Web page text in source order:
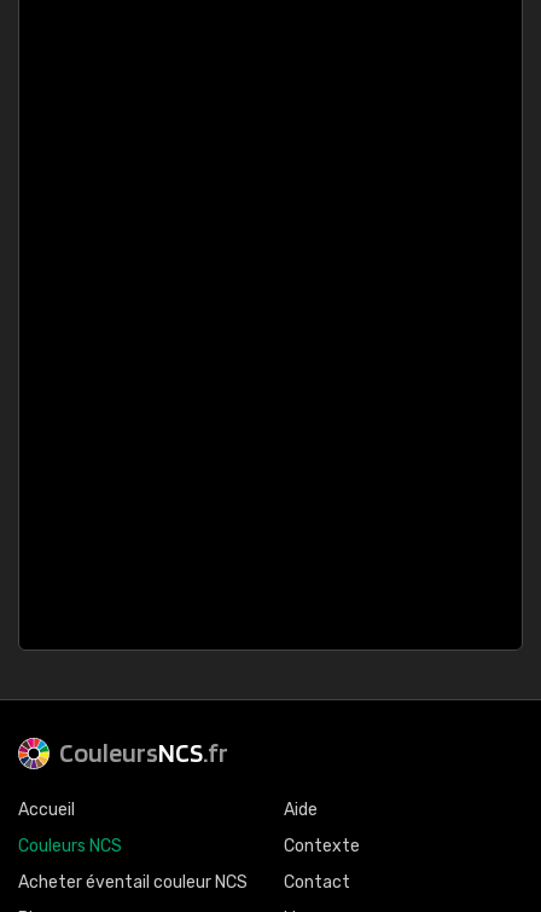
CouleursNCS.fr
Accueil
Couleurs NCS
Acheter éventail couleur NCS
Aide
Contexte
Contact